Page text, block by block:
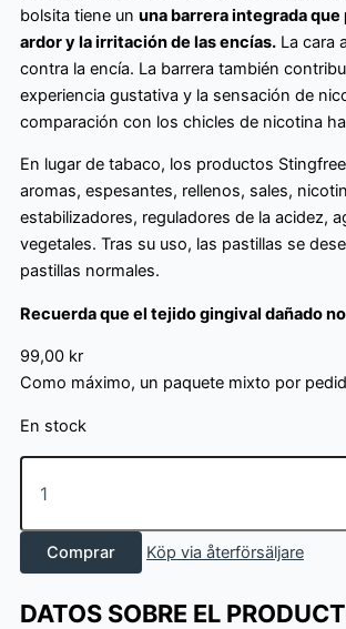
bolsita tiene un una barrera integrada
ardor y la irritación de las encías. La cara
contra la encía. La barrera también
experiencia gustativa y la sensación de
comparación con los chicles de nicotina
En lugar de tabaco, los productos
aromas, espesantes, rellenos, sales,
estabilizadores, reguladores de la acidez,
vegetales. Tras su uso, las pastillas se
pastillas normales.
Recuerda que el tejido gingival dañado
99,00 kr
Como máximo, un paquete mixto por
En stock
Stingfree
Mix
pack
Fruit
Comprar Köp via återförsäljare
DATOS SOBRE EL